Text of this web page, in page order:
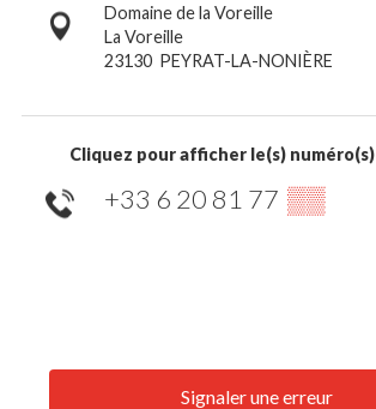
Domaine de la Voreille
La Voreille
23130 PEYRAT-LA-NONIÈRE
Cliquez pour afficher le(s) numéro(s)
+33 6 20 81 77 ▒▒
Signaler une erreur